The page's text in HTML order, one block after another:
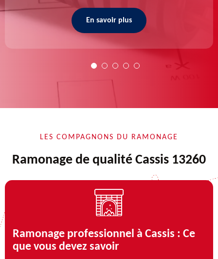
En savoir plus
LES COMPAGNONS DU RAMONAGE
Ramonage de qualité Cassis 13260
Ramonage professionnel à Cassis : Ce
que vous devez savoir